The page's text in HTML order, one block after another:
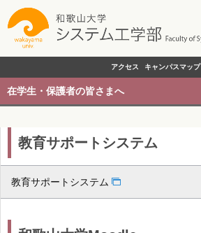
アクセス キャンパスマップ
在学生・保護者の皆さまへ
教育サポートシステム
教育サポートシステム